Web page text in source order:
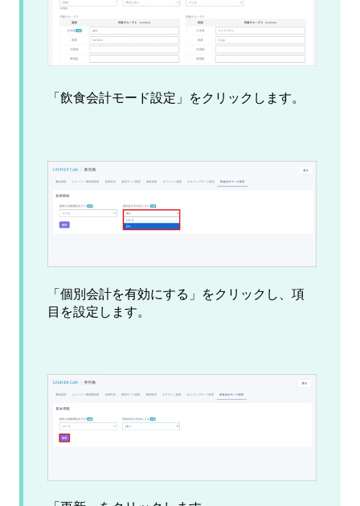
「飲食会計モード設定」をクリックします。
「個別会計を有効にする」をクリックし、項
目を設定します。